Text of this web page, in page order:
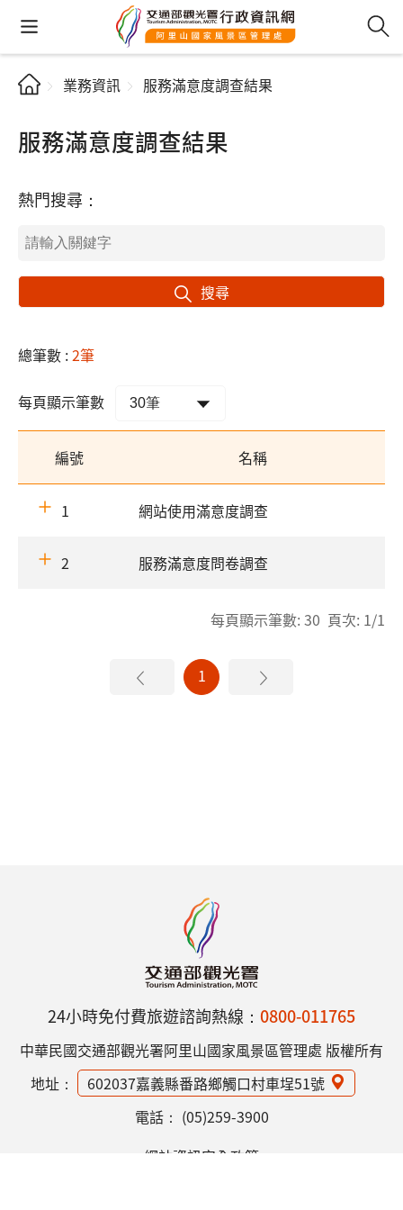
業務資訊 服務滿意度調查結果
服務滿意度調查結果
熱門搜尋：
搜尋
總筆數 :2筆
每頁顯示筆數
編號 名稱
1 網站使用滿意度調查
2 服務滿意度問卷調查
每頁顯示筆數: 30 頁次: 1/1
1
24小時免付費旅遊諮詢熱線： 0800-011765
中華民國交通部觀光署阿里山國家風景區管理處 版權所有
地址：
602037嘉義縣番路鄉觸口村車埕51號
電話： (05)259-3900
網站資訊安全政策